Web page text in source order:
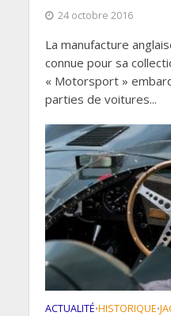
24 octobre 2016
La manufacture
connue pour sa
« Motorsport »
parties de voitures...
ACTUALITÉ•HISTORIQUE•